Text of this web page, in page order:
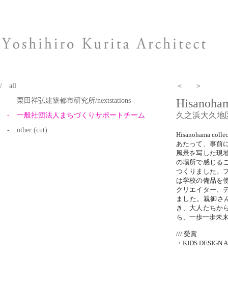
/ all
- 栗田祥弘建築都市研究所/nextstations
- 一般社団法人まちづくりサポートチーム
- other (cut)
＜ ＞
久之浜大久地
Hisanohama
あたって、事前
風景を写した現
の場所で感じる
つくりました。
は学校の備品を
クリエイター、
ました。親御さ
き、大人たちか
ち、一歩一歩未
/// 受賞
・ KIDS DESIGN